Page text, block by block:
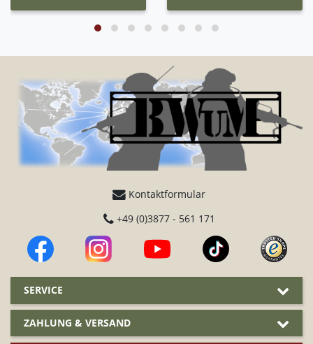
Kontaktformular
+49 (0)3877 - 561 171
SERVICE
ZAHLUNG & VERSAND